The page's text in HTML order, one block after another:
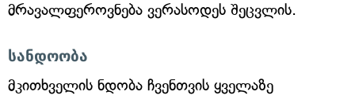
მრავალფეროვნება ვერასოდეს შეცვლის.
სანდოობა
მკითხველის ნდობა ჩვენთვის ყველაზე